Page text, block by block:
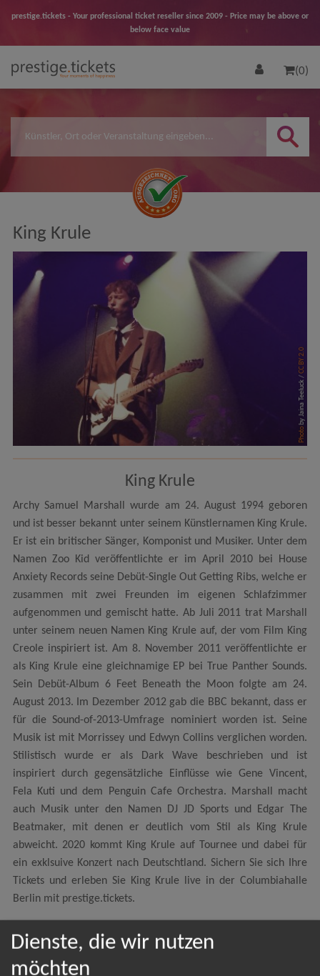
prestige.tickets - Your professional ticket reseller since 2009 - Price may be above or
below face value
(0)
King Krule
Photo
by Jaina Teeluck /
CC BY 2.0
King Krule
Archy Samuel Marshall wurde am 24. August 1994 geboren
und ist besser bekannt unter seinem Künstlernamen King Krule.
Er ist ein britischer Sänger, Komponist und Musiker. Unter dem
Namen Zoo Kid veröffentlichte er im April 2010 bei House
Anxiety Records seine Debüt-Single Out Getting Ribs, welche er
zusammen mit zwei Freunden im eigenen Schlafzimmer
aufgenommen und gemischt hatte. Ab Juli 2011 trat Marshall
unter seinem neuen Namen King Krule auf, der vom Film King
Creole inspiriert ist. Am 8. November 2011 veröffentlichte er
als King Krule eine gleichnamige EP bei True Panther Sounds.
Sein Debüt-Album 6 Feet Beneath the Moon folgte am 24.
August 2013. Im Dezember 2012 gab die BBC bekannt, dass er
für die Sound-of-2013-Umfrage nominiert worden ist. Seine
Musik ist mit Morrissey und Edwyn Collins verglichen worden.
Stilistisch wurde er als Dark Wave beschrieben und ist
inspiriert durch gegensätzliche Einflüsse wie Gene Vincent,
Fela Kuti und dem Penguin Cafe Orchestra. Marshall macht
auch Musik unter den Namen DJ JD Sports und Edgar The
Beatmaker, mit denen er deutlich vom Stil als King Krule
abweicht. 2020 kommt King Krule auf Tournee und dabei für
ein exklsuive Konzert nach Deutschtland. Sichern Sie sich Ihre
Tickets und erleben Sie King Krule live in der Columbiahalle
Berlin mit prestige.tickets.
Dienste, die wir nutzen
möchten